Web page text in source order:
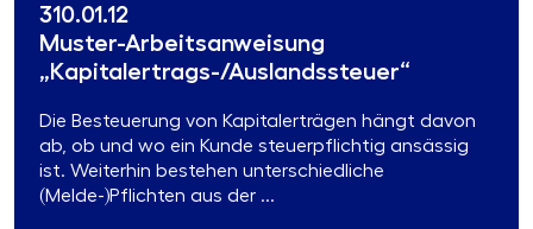
310.01.12
Muster-Arbeitsanweisung
„Kapitalertrags-/Auslandssteuer“
Die Besteuerung von Kapitalerträgen hängt davon
ab, ob und wo ein Kunde steuerpflichtig ansässig
ist. Weiterhin bestehen unterschiedliche
(Melde-)Pflichten aus der ...